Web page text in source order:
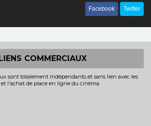
Facebook Twitter
COMMERCIAUX
sont totalement indépendants et sans lien avec les
et l'achat de place en ligne du cinéma.